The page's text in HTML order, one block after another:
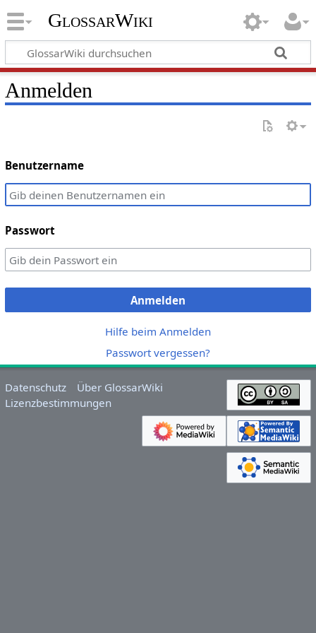
GlossarWiki
Anmelden
Benutzername
Passwort
Anmelden
Hilfe beim Anmelden
Passwort vergessen?
Datenschutz
Über GlossarWiki
Lizenzbestimmungen